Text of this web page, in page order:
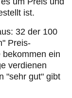
ist.
32 der 100
Preis-
ein
verdienen
"sehr gut" gibt